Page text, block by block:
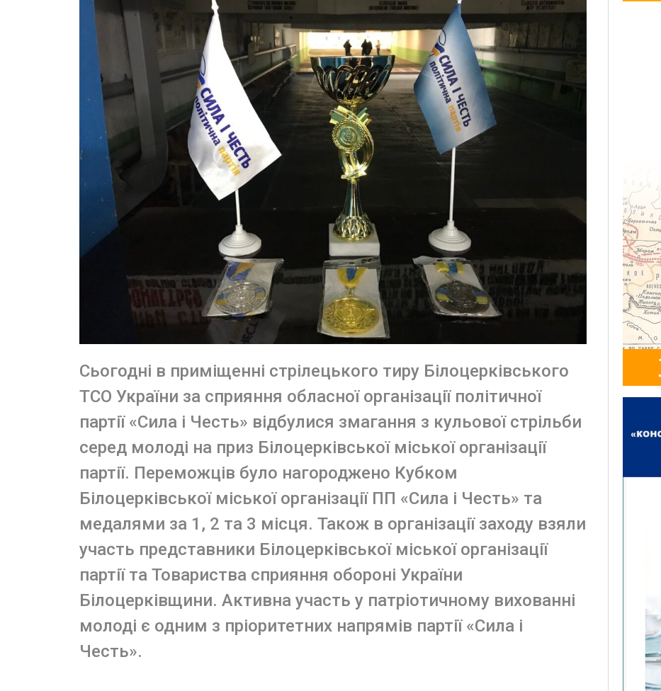
Сьогодні в приміщенні стрілецького тиру Білоцерківського
ТСО України за сприяння обласної організації політичної
партії «Сила і Честь» відбулися змагання з кульової стрільби
серед молоді на приз Білоцерківської міської організації
партії. Переможців було нагороджено Кубком
Білоцерківської міської організації ПП «Сила і Честь» та
медалями за 1, 2 та 3 місця. Також в організації заходу взяли
участь представники Білоцерківської міської організації
партії та Товариства сприяння обороні України
Білоцерківщини. Активна участь у патріотичному вихованні
молоді є одним з пріоритетних напрямів партії «Сила і
Честь».